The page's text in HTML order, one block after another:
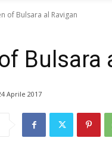
of Bulsara al Ravigan
Bulsara
Aprile 2017